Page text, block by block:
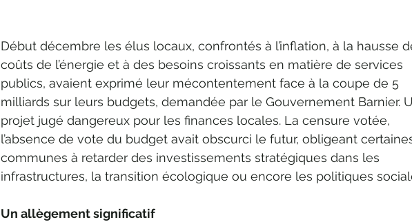
Début décembre les élus locaux, confrontés à l’inflation, à la hausse
coûts de l’énergie et à des besoins croissants en matière de services
publics, avaient exprimé leur mécontentement face à la coupe de 5
milliards sur leurs budgets, demandée par le Gouvernement Barnier.
projet jugé dangereux pour les finances locales. La censure votée,
l’absence de vote du budget avait obscurci le futur, obligeant
communes à retarder des investissements stratégiques dans les
infrastructures, la transition écologique ou encore les politiques
Un allègement significatif